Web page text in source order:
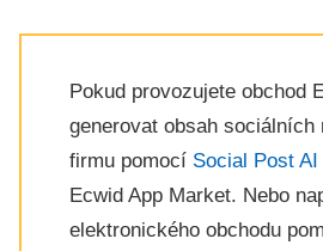
Pokud provozujete obchod
generovat obsah sociálních
firmu pomocí Social Post AI
Ecwid App Market. Nebo
elektronického obchodu